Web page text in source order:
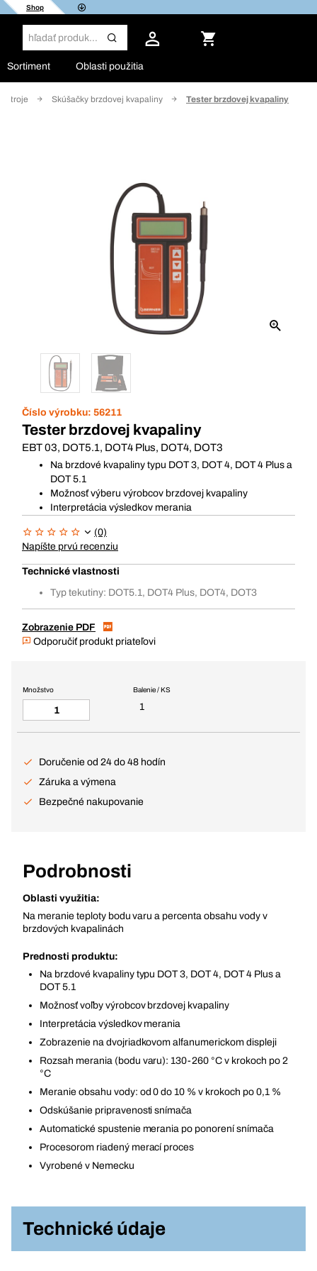
Shop
Sortiment Oblasti použitia
Skúšačky brzdovej kvapaliny Tester brzdovej kvapaliny
Číslo výrobku: 56211
Tester brzdovej kvapaliny
EBT 03, DOT5.1, DOT4 Plus, DOT4, DOT3
Na brzdové kvapaliny typu DOT 3, DOT 4, DOT 4 Plus a
DOT 5.1
Možnosť výberu výrobcov brzdovej kvapaliny
Interpretácia výsledkov merania
(0)
Napíšte prvú recenziu
Technické vlastnosti
Typ tekutiny: DOT5.1, DOT4 Plus, DOT4, DOT3
Zobrazenie PDF
Odporučiť produkt priateľovi
Balenie / KS
1
Množstvo
Doručenie od 24 do 48 hodín
Záruka a výmena
Bezpečné nakupovanie
Podrobnosti
Oblasti využitia:
Na meranie teploty bodu varu a percenta obsahu vody v
brzdových kvapalinách
Prednosti produktu:
Na brzdové kvapaliny typu DOT 3, DOT 4, DOT 4 Plus a
DOT 5.1
Možnosť voľby výrobcov brzdovej kvapaliny
Interpretácia výsledkov merania
Zobrazenie na dvojriadkovom alfanumerickom displeji
Rozsah merania (bodu varu): 130-260 °C v krokoch po 2
°C
Meranie obsahu vody: od 0 do 10 % v krokoch po 0,1 %
Odskúšanie pripravenosti snímača
Automatické spustenie merania po ponorení snímača
Procesorom riadený merací proces
Vyrobené v Nemecku
Technické údaje